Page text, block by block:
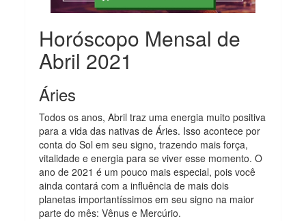
Horóscopo Mensal de
Abril 2021
Áries
Todos os anos, Abril traz uma energia muito positiva
para a vida das nativas de Áries. Isso acontece por
conta do Sol em seu signo, trazendo mais força,
vitalidade e energia para se viver esse momento. O
ano de 2021 é um pouco mais especial, pois você
ainda contará com a influência de mais dois
planetas importantíssimos em seu signo na maior
parte do mês: Vênus e Mercúrio.